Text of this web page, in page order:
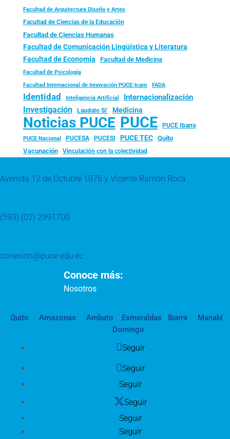
Facultad de Arquitectura Diseño y Artes
Facultad de Ciencias de la Educación
Facultad de Ciencias Humanas
Facultad de Comunicación Lingüística y Literatura
Facultad de Economía Facultad de Medicina
Facultad de Psicología
Facultad Internacional de Innovación PUCE-Icam FADA
Identidad Inteligencia Artificial Internacionalización
Investigación Laudato Si’ Medicina
Noticias PUCE PUCE PUCE Ibarra
PUCE Nacional PUCESA PUCESI PUCE TEC
Quito
Vacunación
Vinculación con la colectividad
Avenida 12 de Octubre 1076 y Vicente Ramón Roca
(593) (02) 2991700
conexion@puce.edu.ec
Conoce más:
Nosotros
Quito Amazonas Ambato Esmeraldas Ibarra
Manabí
Domingo
Seguir
Seguir
Seguir
Seguir
Seguir
Seguir